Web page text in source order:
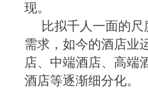
现。
比拟千人一面的
需求，如今的酒店业
店、中端酒店、高端
酒店等逐渐细分化。